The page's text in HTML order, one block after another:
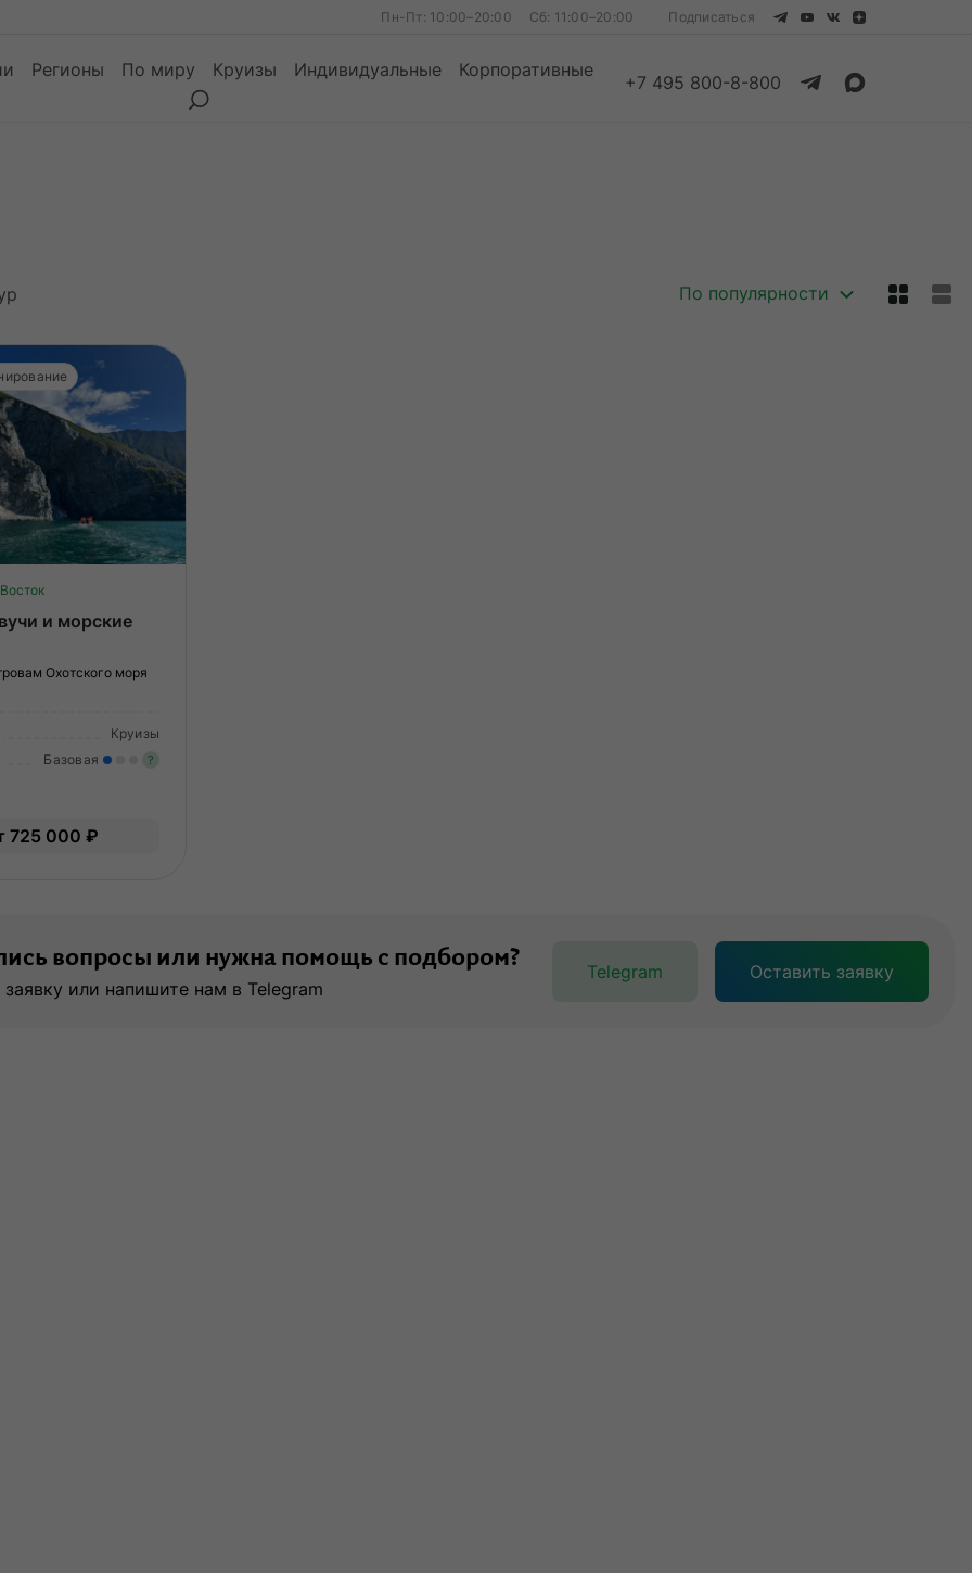
Пн-Пт: 10:00–20:00 Сб: 11:00–20:00 Подписаться
Регионы По миру Круизы Индивидуальные Корпоративные
+7 495 800-8-800
По популярности
и морские
Охотского моря
Круизы
Базовая ?
725 000 ₽
вопросы или нужна помощь с подбором?
заявку или напишите нам в Telegram
Telegram Оставить заявку